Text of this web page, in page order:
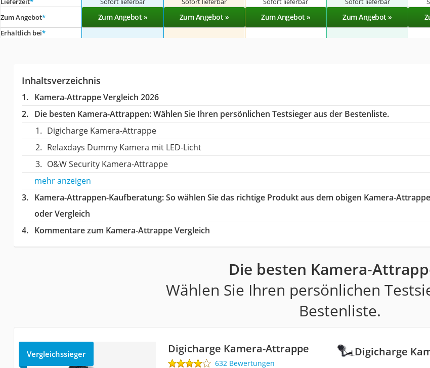
Zum Angebot* Zum Angebot » Zum Angebot » Zum Angebot » Zum Angebot »
Erhältlich bei*
Inhaltsverzeichnis
Kamera-Attrappe Vergleich 2026
Die besten Kamera-Attrappen:Wählen Sie Ihren persönlichen Testsieger aus der Bestenliste.
Digicharge Kamera-Attrappe
Relaxdays Dummy Kamera mit LED-Licht
O&W Security Kamera-Attrappe
mehr anzeigen
Kamera-Attrappen-Kaufberatung: So wählen Sie das richtige Produkt aus dem obigen Kamera-
oder Vergleich
Kommentare zum Kamera-Attrappe Vergleich
Die besten Kamera-
Wählen Sie Ihren persönlichen
Bestenliste.
Digicharge
Vergleichssieger Digicharge Kamera-Attrappe
632 Bewertungen